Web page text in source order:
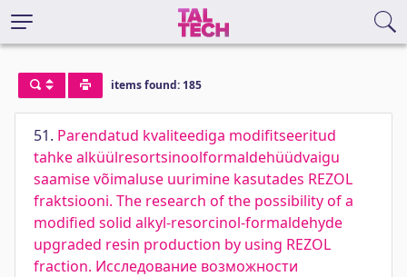
items found: 185
51. Parendatud kvaliteediga modifitseeritud
tahke alküülresortsinoolformaldehüüdvaigu
saamise võimaluse uurimine kasutades REZOL
fraktsiooni. The research of the possibility of a
modified solid alkyl-resorcinol-formaldehyde
upgraded resin production by using REZOL
fraction. Исследование возможности